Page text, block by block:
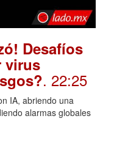
Desafíos
virus
. 22:25
IA, abriendo una
alarmas globales